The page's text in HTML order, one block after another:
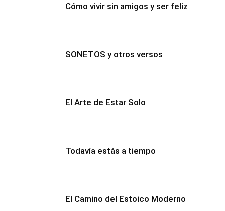
Cómo vivir sin amigos y ser feliz
SONETOS y otros versos
El Arte de Estar Solo
Todavía estás a tiempo
El Camino del Estoico Moderno